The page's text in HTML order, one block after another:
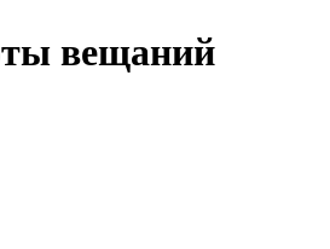
вещаний